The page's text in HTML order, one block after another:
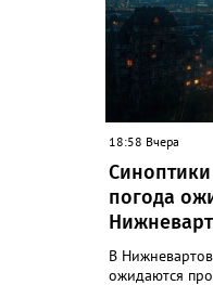
18:58 Вчера
погода
В
ожидаются